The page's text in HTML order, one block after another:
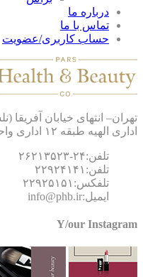
درباره ما
تماس با ما
حساب کاربری/عضویت
انتهای خیابان آفریقا
الهیه طبقه ۱۲ اداری واحد ۱۲۰۱
تلفن:۲۴-۲۶۲۱۳۵۲۳
تلفن:۲۲۹۲۴۱۴۱
تلفکس:۲۲۹۲۵۱۵۱
ایمیل:info@phb.ir
Y/our